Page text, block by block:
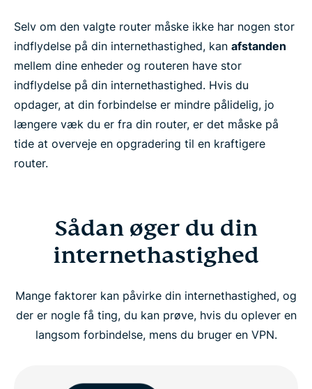
Selv om den valgte router måske ikke har nogen stor
indflydelse på din internethastighed, kan afstanden
mellem dine enheder og routeren have stor
indflydelse på din internethastighed. Hvis du
opdager, at din forbindelse er mindre pålidelig, jo
længere væk du er fra din router, er det måske på
tide at overveje en opgradering til en kraftigere
router.
Sådan øger du din
internethastighed
Mange faktorer kan påvirke din internethastighed, og
der er nogle få ting, du kan prøve, hvis du oplever en
langsom forbindelse, mens du bruger en VPN.